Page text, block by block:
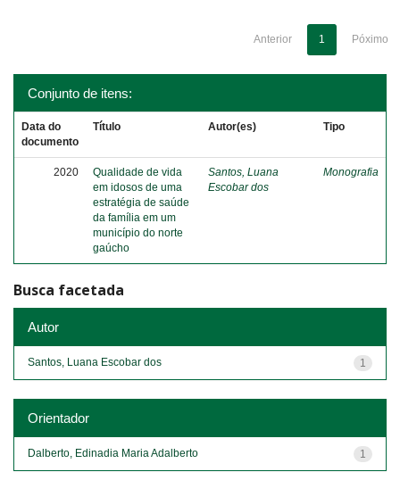
Anterior 1 Póximo
Conjunto de itens:
Data do
documento
Título Autor(es) Tipo
2020
Qualidade de vida
em idosos de uma
estratégia de saúde
da família em um
município do norte
gaúcho
Santos, Luana
Escobar dos
Monografia
Busca facetada
Autor
1
Santos, Luana Escobar dos
Orientador
1
Dalberto, Edinadia Maria Adalberto